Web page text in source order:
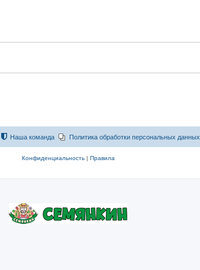
Политика обработки персональных данных
Наша команда
Конфиденциальность| Правила